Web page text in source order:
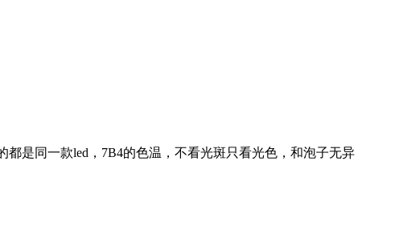
是同一款led，7B4的色温，不看光斑只看光色，和泡子无异